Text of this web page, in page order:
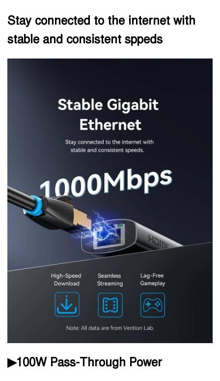
Stay connected to the internet with
stable and consistent sppeds
▶100W Pass-Through Power